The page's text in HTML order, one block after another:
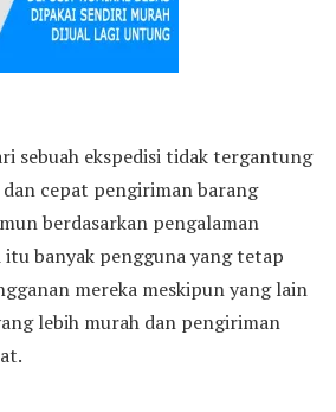
sebuah ekspedisi tidak tergantung
cepat pengiriman barang
berdasarkan pengalaman
itu banyak pengguna yang tetap
mereka meskipun yang lain
lebih murah dan pengiriman